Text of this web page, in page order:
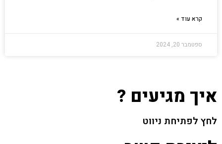
קרא עוד »
ספטמבר 20, 2024
איך מגיעים ?
לחץ לפתיחת ניווט